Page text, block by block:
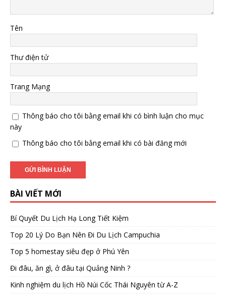
Tên
Thư điện tử
Trang Mạng
Thông báo cho tôi bằng email khi có bình luận cho mục
này
Thông báo cho tôi bằng email khi có bài đăng mới
BÀI VIẾT MỚI
Bí Quyết Du Lịch Hạ Long Tiết Kiệm
Top 20 Lý Do Bạn Nên Đi Du Lịch Campuchia
Top 5 homestay siêu đẹp ở Phú Yên
Đi đâu, ăn gì, ở đâu tại Quảng Ninh ?
Kinh nghiệm du lịch Hồ Núi Cốc Thái Nguyên từ A-Z